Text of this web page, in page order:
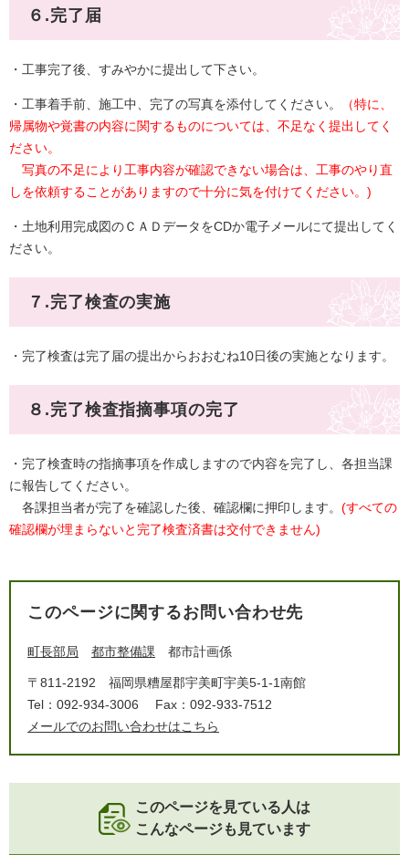
６.完了届
・工事完了後、すみやかに提出して下さい。
・工事着手前、施工中、完了の写真を添付してください。
（特に、
帰属物や覚書の内容に関するものについては、不足なく提出してく
ださい。
写真の不足により工事内容が確認できない場合は、工事のやり直
しを依頼することがありますので十分に気を付けてください。)
・土地利用完成図のＣＡＤデータをCDか電子メールにて提出してく
ださい。
７.完了検査の実施
・完了検査は完了届の提出からおおむね10日後の実施となります。
８.完了検査指摘事項の完了
・完了検査時の指摘事項を作成しますので内容を完了し、各担当課
に報告してください。
各課担当者が完了を確認した後、確認欄に押印します。 (すべての
確認欄が埋まらないと完了検査済書は交付できません)
このページに関するお問い合わせ先
町長部局 都市整備課 都市計画係
〒811-2192
福岡県糟屋郡宇美町宇美5-1-1南館
Tel：092-934-3006
Fax：092-933-7512
メールでのお問い合わせはこちら
このページを見ている人は
こんなページも見ています